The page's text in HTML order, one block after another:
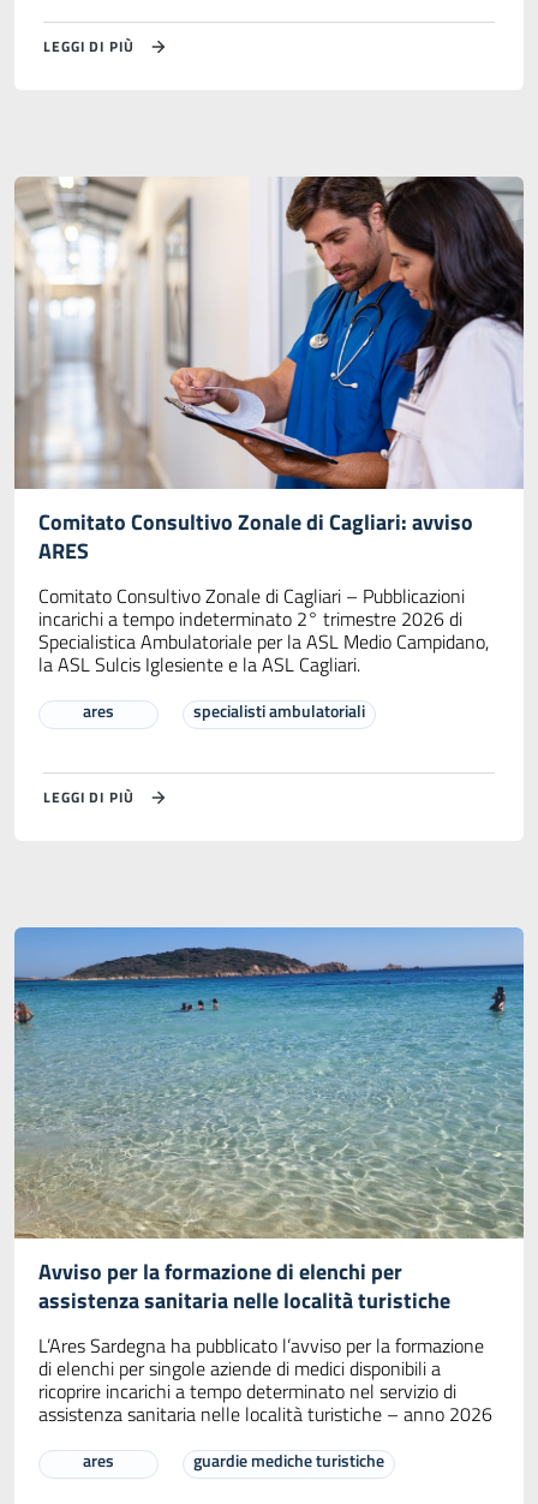
LEGGI DI PIÙ
Comitato Consultivo Zonale di Cagliari: avviso
ARES
Comitato Consultivo Zonale di Cagliari – Pubblicazioni
incarichi a tempo indeterminato 2° trimestre 2026 di
Specialistica Ambulatoriale per la ASL Medio Campidano,
la ASL Sulcis Iglesiente e la ASL Cagliari.
ares specialisti ambulatoriali
LEGGI DI PIÙ
Avviso per la formazione di elenchi per
assistenza sanitaria nelle località turistiche
L’Ares Sardegna ha pubblicato l’avviso per la formazione
di elenchi per singole aziende di medici disponibili a
ricoprire incarichi a tempo determinato nel servizio di
assistenza sanitaria nelle località turistiche – anno 2026
ares guardie mediche turistiche